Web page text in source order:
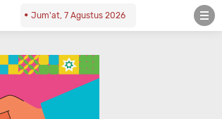
Jum'at, 7 Agustus 2026